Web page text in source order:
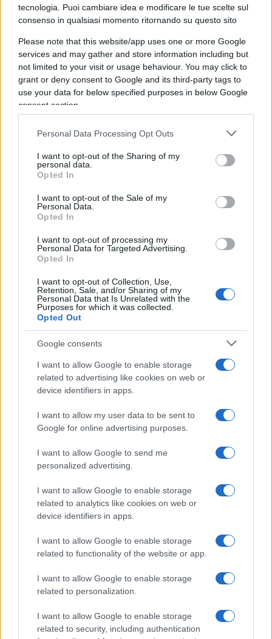
tecnologia. Puoi cambiare idea e modificare le tue scelte sul
consenso in qualsiasi momento ritornando su questo sito
Please note that this website/app uses one or more Google
services and may gather and store information including but
not limited to your visit or usage behaviour. You may click to
grant or deny consent to Google and its third-party tags to
use your data for below specified purposes in below Google
consent section.
Personal Data Processing Opt Outs
I want to opt-out of the Sharing of my
personal data.
Opted In
I want to opt-out of the Sale of my
Personal Data.
Opted In
I want to opt-out of processing my
Personal Data for Targeted Advertising.
Opted In
I want to opt-out of Collection, Use,
Retention, Sale, and/or Sharing of my
Personal Data that Is Unrelated with the
Purposes for which it was collected.
Opted Out
Google consents
I want to allow Google to enable storage
related to advertising like cookies on web or
device identifiers in apps.
I want to allow my user data to be sent to
Google for online advertising purposes.
I want to allow Google to send me
personalized advertising.
I want to allow Google to enable storage
related to analytics like cookies on web or
device identifiers in apps.
I want to allow Google to enable storage
related to functionality of the website or app.
I want to allow Google to enable storage
related to personalization.
I want to allow Google to enable storage
related to security, including authentication
Quindi il cittadino si è trovato di fronte a
informazioni poco interpretabili dal cervello (sia in
negativo che in positivo). E’ mancato un momento
di sintesi (le rappresentazioni di curve grafiche)
che avrebbe fatto meglio comprendere
l’andamento dei dati.
Non voglio qui soffermarmi sulle strategie del
Governo riguardo a cosa avesse voluto
comunicare. Certo è che se voleva comunicare
rassicurazione avrebbe dovuto comunicare per
primi i dati delle persone guarite e non per primi i
dati delle persone contagiate o dei morti. Quello
che a me è sembrato nella comunicazione dei dati
giornalieri era proprio che il Governo aveva
l’intenzione di rassicurare la popolazione. Se era
questa l’intenzione, non è stata certo messa in
pratica con efficacia.
Se invece si voleva allarmare la popolazione per
creare una consapevolezza maggiore nel rimanere
a casa, cosa che dubito fosse nella mente dei
nostri governanti, allora si sarebbe dovuto fare
piuttosto che un comunicato con la conta di tutte
un solo dato quello della numero dei morti, con
una crescita ovviamente esponenziale. Questa
strategia avrebbe creato un senso di
responsabilità maggiore che all’inizio purtroppo
non c’è stata e che ha generato l’espansione del
numero dei focolai al di fuori delle zone
originarie.
Gestire la comunicazione non è un mestiere da
ragionieri. Abbiamo invece ascoltato dei contabili